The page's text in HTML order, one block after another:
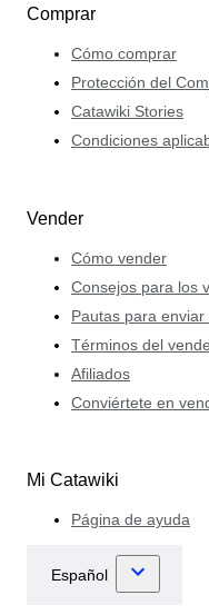
Comprar
Cómo comprar
Protección del
Catawiki Stories
Condiciones
Vender
Cómo vender
Consejos para los
Pautas para
Términos del
Afiliados
Conviértete en
Mi Catawiki
Página de ayuda